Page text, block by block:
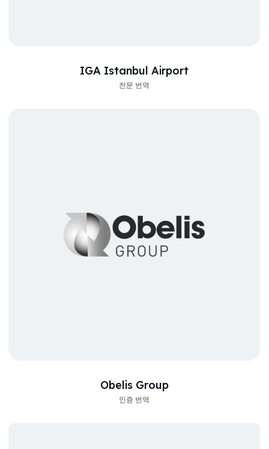
IGA Istanbul Airport
전문 번역
Obelis Group
인증 번역